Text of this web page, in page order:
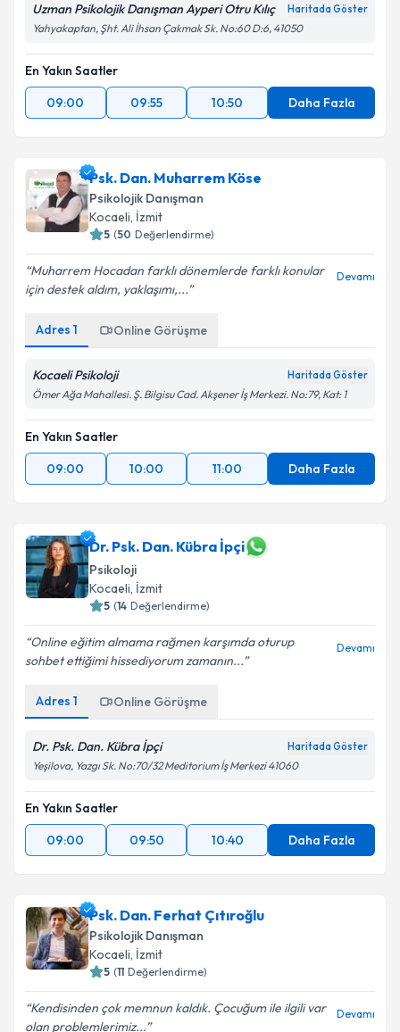
Uzman Psikolojik Danışman Ayperi Otru Kılıç Haritada Göster
Yahyakaptan, Şht. Ali İhsan Çakmak Sk. No:60 D:6, 41050
En Yakın Saatler
09:00
09:55 10:50 Daha Fazla
Psk. Dan. Muharrem Köse
Psikolojik Danışman
Kocaeli, İzmit
5 (50 Değerlendirme)
Muharrem Hocadan farklı dönemlerde farklı konular
için destek aldım, yaklaşımı,...
Devamı
Adres 1 Online Görüşme
Kocaeli Psikoloji Haritada Göster
Ömer Ağa Mahallesi. Ş. Bilgisu Cad. Akşener İş Merkezi. No:79, Kat: 1
En Yakın Saatler
09:00
10:00 11:00 Daha Fazla
Dr. Psk. Dan. Kübra İpçi
Psikoloji
Kocaeli, İzmit
5 (14 Değerlendirme)
Online eğitim almama rağmen karşımda oturup
sohbet ettiğimi hissediyorum zamanın...
Devamı
Adres 1 Online Görüşme
Dr. Psk. Dan. Kübra İpçi Haritada Göster
Yeşilova, Yazgı Sk. No:70/32 Meditorium İş Merkezi 41060
En Yakın Saatler
09:00
09:50 10:40 Daha Fazla
Psk. Dan. Ferhat Çıtıroğlu
Psikolojik Danışman
Kocaeli, İzmit
5 (11 Değerlendirme)
Kendisinden çok memnun kaldık. Çocuğum ile ilgili var
olan problemlerimiz...
Devamı